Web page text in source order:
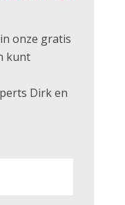
onze gratis
kunt
Dirk en